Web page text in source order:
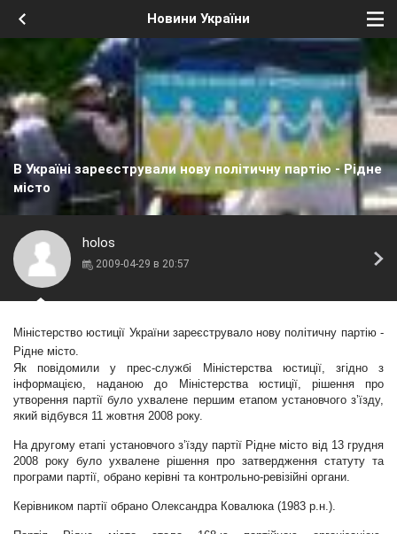
Новини України
В Україні зареєстрували нову політичну партію - Рідне
місто
holos
2009-04-29 в 20:57
Міністерство юстиції України зареєструвало нову політичну партію-
Рідне місто.
Як повідомили у прес-службі Міністерства юстиції, згідно з
інформацією, наданою до Міністерства юстиції, рішення про
утворення партії було ухвалене першим етапом установчого з’їзду,
який відбувся 11 жовтня 2008 року.
На другому етапі установчого з’їзду партії Рідне місто від 13 грудня
2008 року було ухвалене рішення про затвердження статуту та
програми партії, обрано керівні та контрольно-ревізійні органи.
Керівником партії обрано Олександра Ковалюка (1983 р.н.).